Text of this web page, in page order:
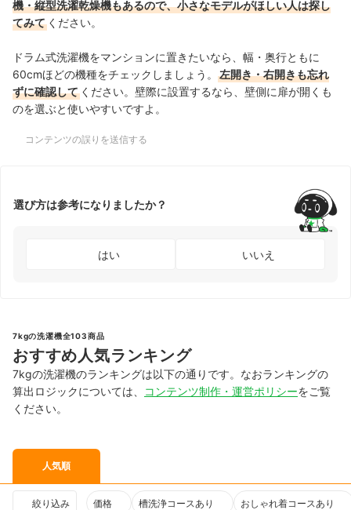
機・縦型洗濯乾燥機もあるので、小さなモデルがほしい人は探し
てみて ください。
ドラム式洗濯機をマンションに置きたいなら、幅・奥行ともに
60cmほどの機種をチェックしましょう。
左開き・右開きも忘れ
ずに確認して ください。壁際に設置するなら、壁側に扉が開くも
のを選ぶと使いやすいですよ。
コンテンツの誤りを送信する
選び方は参考になりましたか？
はい いいえ
7kgの洗濯機全103商品
おすすめ人気ランキング
7kgの洗濯機のランキングは以下の通りです。なおランキングの
算出ロジックについては、
コンテンツ制作・運営ポリシーをご覧
ください。
人気順
絞り込み 価格 槽洗浄コースあり おしゃれ着コースあり